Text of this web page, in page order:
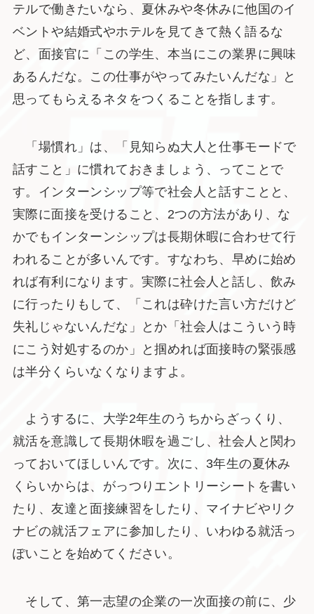
テルで働きたいなら、夏休みや冬休みに他国のイ
ベントや結婚式やホテルを見てきて熱く語るな
ど、面接官に「この学生、本当にこの業界に興味
あるんだな。この仕事がやってみたいんだな」と
思ってもらえるネタをつくることを指します。
「場慣れ」は、「見知らぬ大人と仕事モードで
話すこと」に慣れておきましょう、ってことで
す。インターンシップ等で社会人と話すことと、
実際に面接を受けること、2つの方法があり、な
かでもインターンシップは長期休暇に合わせて行
われることが多いんです。すなわち、早めに始め
れば有利になります。実際に社会人と話し、飲み
に行ったりもして、「これは砕けた言い方だけど
失礼じゃないんだな」とか「社会人はこういう時
にこう対処するのか」と掴めれば面接時の緊張感
は半分くらいなくなりますよ。
ようするに、大学2年生のうちからざっくり、
就活を意識して長期休暇を過ごし、社会人と関わ
っておいてほしいんです。次に、3年生の夏休み
くらいからは、がっつりエントリーシートを書い
たり、友達と面接練習をしたり、マイナビやリク
ナビの就活フェアに参加したり、いわゆる就活っ
ぽいことを始めてください。
そして、第一志望の企業の一次面接の前に、少